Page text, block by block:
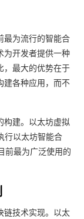
最为流行的智能合
为开发者提供一种
，最大的优势在于
建各种应用，而不
构建。以太坊虚拟
行以太坊智能合
前最为广泛使用的
链技术实现。以太